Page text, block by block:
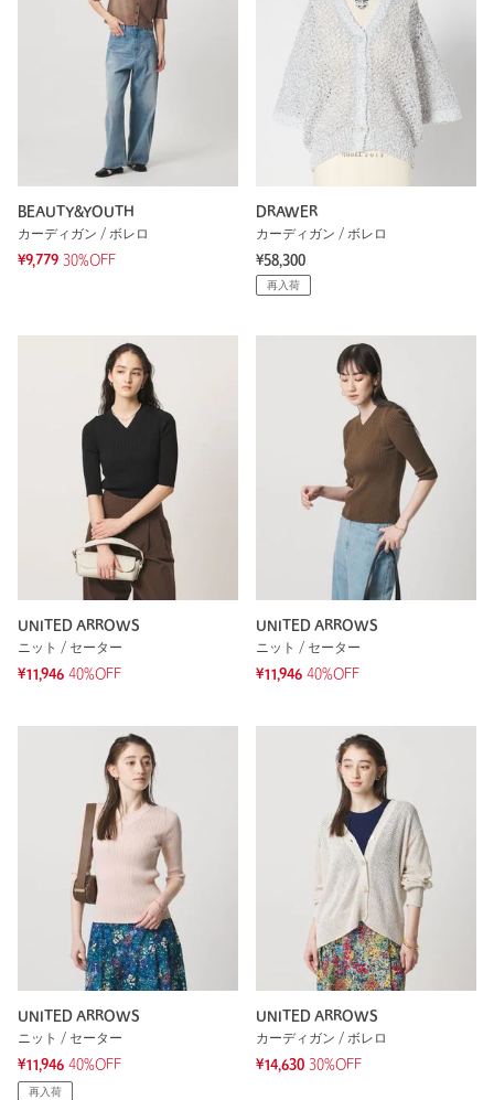
BEAUTY&YOUTH
カーディガン / ボレロ
¥9,779 30%OFF
DRAWER
カーディガン / ボレロ
¥58,300
再入荷
UNITED ARROWS
ニット / セーター
¥11,946 40%OFF
UNITED ARROWS
ニット / セーター
¥11,946 40%OFF
UNITED ARROWS
ニット / セーター
¥11,946 40%OFF
再入荷
UNITED ARROWS
カーディガン / ボレロ
¥14,630 30%OFF